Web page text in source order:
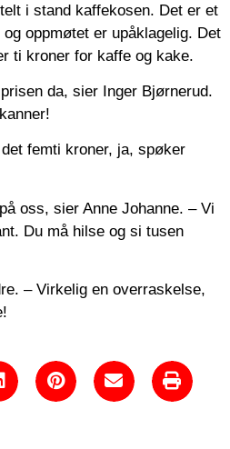
i stand kaffekosen. Det er et
oppmøtet er upåklagelig. Det
ti kroner for kaffe og kake.
da, sier Inger Bjørnerud.
femti kroner, ja, spøker
oss, sier Anne Johanne. – Vi
Du må hilse og si tusen
– Virkelig en overraskelse,